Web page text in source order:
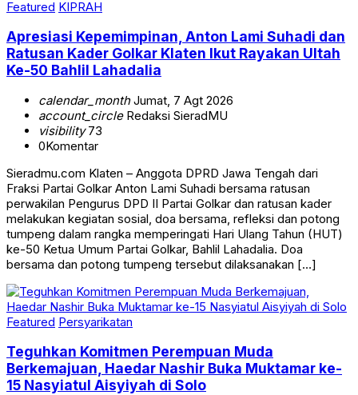
Featured KIPRAH
Apresiasi Kepemimpinan, Anton Lami Suhadi dan
Ratusan Kader Golkar Klaten Ikut Rayakan Ultah
Ke-50 Bahlil Lahadalia
calendar_monthJumat, 7 Agt 2026
account_circleRedaksi SieradMU
visibility73
0Komentar
Sieradmu.com Klaten – Anggota DPRD Jawa Tengah dari
Fraksi Partai Golkar Anton Lami Suhadi bersama ratusan
perwakilan Pengurus DPD II Partai Golkar dan ratusan kader
melakukan kegiatan sosial, doa bersama, refleksi dan potong
tumpeng dalam rangka memperingati Hari Ulang Tahun (HUT)
ke-50 Ketua Umum Partai Golkar, Bahlil Lahadalia. Doa
bersama dan potong tumpeng tersebut dilaksanakan […]
Featured Persyarikatan
Teguhkan Komitmen Perempuan Muda
Berkemajuan, Haedar Nashir Buka Muktamar ke-
15 Nasyiatul Aisyiyah di Solo